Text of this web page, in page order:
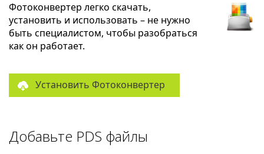
Фотоконвертер легко скачать,
установить и использовать – не нужно
быть специалистом, чтобы разобраться
как он работает.
Установить Фотоконвертер
Добавьте PDS файлы